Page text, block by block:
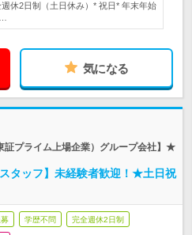
休2日制（土日休み）* 祝日* 年末年始
気になる
証プライム上場企業）グループ会社】★
タッフ】未経験者歓迎！★土日祝
学歴不問 完全週休2日制